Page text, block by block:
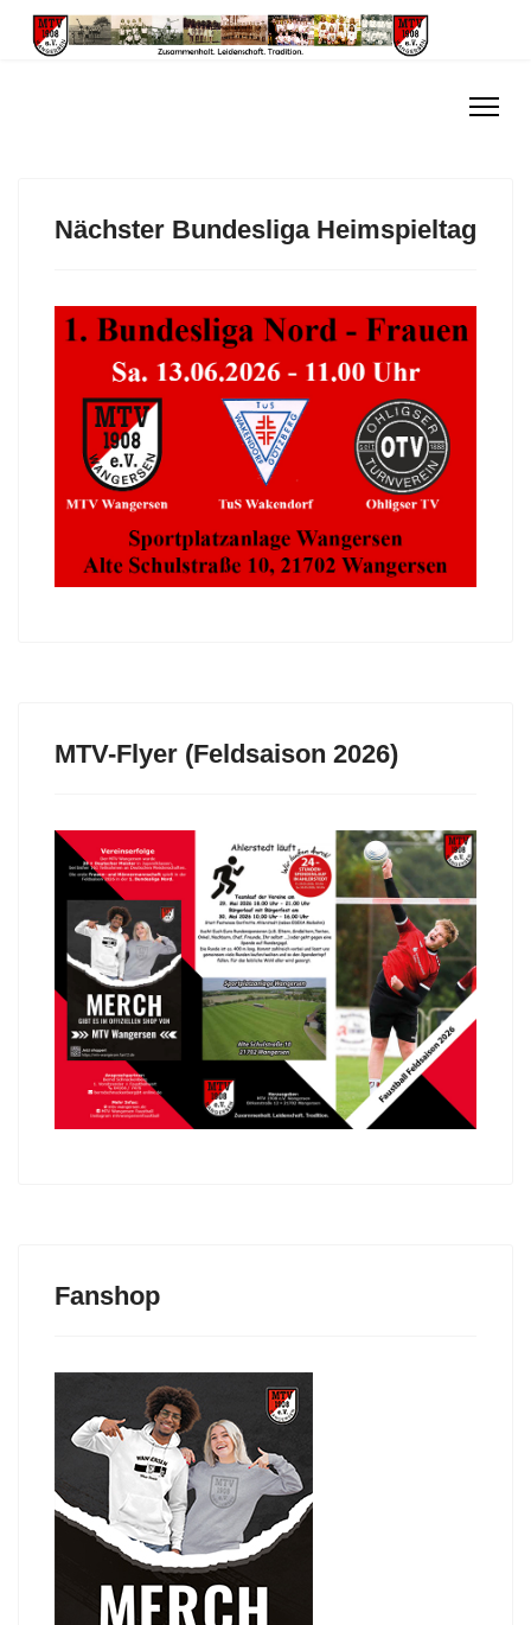
Nächster Bundesliga Heimspieltag
MTV-Flyer (Feldsaison 2026)
Fanshop